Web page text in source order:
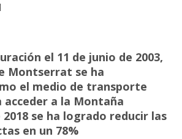
el 11 de junio de 2003,
Montserrat se ha
el medio de transporte
a la Montaña
2018 se ha logrado reducir las
en un 78%